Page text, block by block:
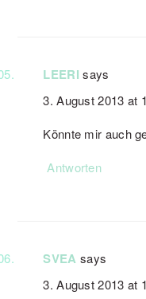
LEERI says
3. August 2013 at
Könnte mir auch
Antworten
SVEA says
3. August 2013 at